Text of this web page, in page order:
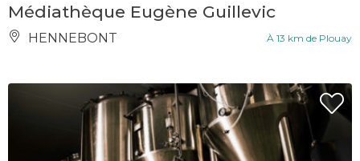
Médiathèque Eugène Guillevic
HENNEBONT À 13 km de Plouay